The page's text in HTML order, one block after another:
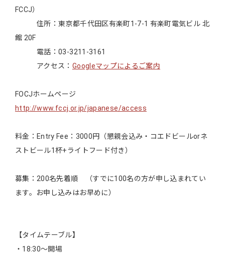
FCCJ）
住所：東京都千代田区有楽町1-7-1 有楽町電気ビル 北
館 20F
電話：03-3211-3161
アクセス： Googleマップによるご案内
FOCJホームページ
http://www.fccj.or.jp/japanese/access
料金：Entry Fee：3000円（懇親会込み・コエドビールorネ
ストビール1杯+ライトフード付き）
募集：200名先着順 （すでに100名の方が申し込まれてい
ます。お申し込みはお早めに）
【タイムテーブル】
・18:30～開場